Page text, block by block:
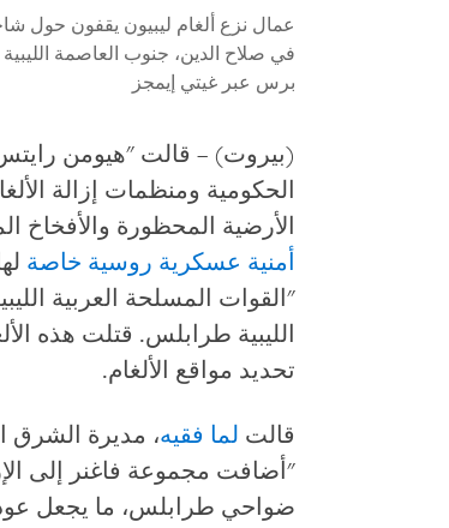
عمال نزع ألغام ليبيون يقفون حول
في صلاح الدين، جنوب العاصمة الليبية طرابلس، 15
برس عبر غيتي إيمجز
(بيروت) – قالت "هيومن
الحكومية ومنظمات إزالة
الأرضية المحظورة والأفخاخ المتفجرة في
أمنية عسكرية روسية خاصة
"القوات المسلحة العربية
الليبية طرابلس. قتلت هذه
تحديد مواقع الألغام.
قالت لما فقيه، مديرة
"أضافت مجموعة فاغنر إلى
ضواحي طرابلس، ما يجعل